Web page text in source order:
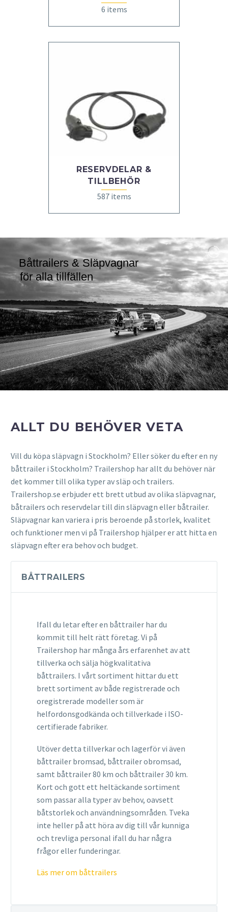
6 items
RESERVDELAR &
TILLBEHÖR
587 items
Båttrailers & Släpvagnar
för alla tillfällen
ALLT DU BEHÖVER VETA
Vill du köpa släpvagn i Stockholm? Eller söker du efter en ny
båttrailer i Stockholm? Trailershop har allt du behöver när
det kommer till olika typer av släp och trailers.
Trailershop.se erbjuder ett brett utbud av olika släpvagnar,
båtrailers och reservdelar till din släpvagn eller båtrailer.
Släpvagnar kan variera i pris beroende på storlek, kvalitet
och funktioner men vi på Trailershop hjälper er att hitta en
släpvagn efter era behov och budget.
BÅTTRAILERS
Ifall du letar efter en båttrailer har du
kommit till helt rätt företag. Vi på
Trailershop har många års erfarenhet av att
tillverka och sälja högkvalitativa
båttrailers. I vårt sortiment hittar du ett
brett sortiment av både registrerade och
oregistrerade modeller som är
helfordonsgodkända och tillverkade i ISO-
certifierade fabriker.
Utöver detta tillverkar och lagerför vi även
båttrailer bromsad, båttrailer obromsad,
samt båttrailer 80 km och båttrailer 30 km.
Kort och gott ett heltäckande sortiment
som passar alla typer av behov, oavsett
båtstorlek och användningsområden. Tveka
inte heller på att höra av dig till vår kunniga
och trevliga personal ifall du har några
frågor eller funderingar.
Läs mer om båttrailers